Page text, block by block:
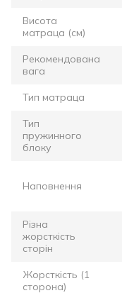
Висота
матраца (см)
Рекомендована
вага
Тип матраца
Тип
пружинного
блоку
Наповнення
Різна
жорсткість
сторін
Жорсткість (1
сторона)